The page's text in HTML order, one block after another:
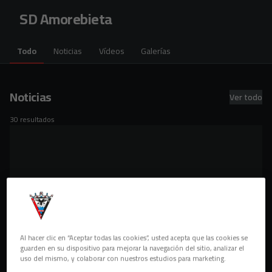
SD Amorebieta
Todo Noticias Vídeos Galerías
Noticias Ver todo
30 resultados
Al hacer clic en “Aceptar todas las cookies”, usted acepta que las cookies se
guarden en su dispositivo para mejorar la navegación del sitio, analizar el
uso del mismo, y colaborar con nuestros estudios para marketing.